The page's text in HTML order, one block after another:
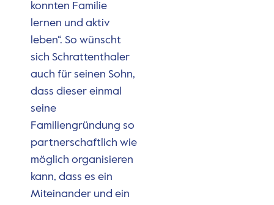
konnten Familie
lernen und aktiv
leben“. So wünscht
sich Schrattenthaler
auch für seinen Sohn,
dass dieser einmal
seine
Familiengründung so
partnerschaftlich wie
möglich organisieren
kann, dass es ein
Miteinander und ein